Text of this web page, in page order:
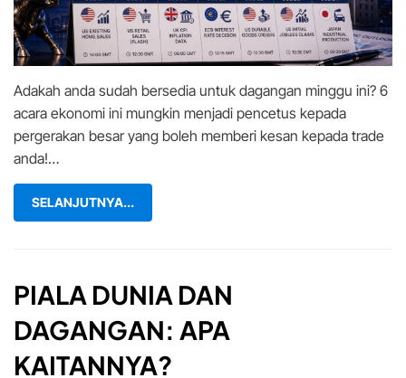
24
Jul):
Jangan
Trade
Sebelum
Tahu
6
Adakah anda sudah bersedia untuk dagangan minggu ini? 6
acara ekonomi ini mungkin menjadi pencetus kepada
pergerakan besar yang boleh memberi kesan kepada trade
anda!…
SELANJUTNYA...
PIALA DUNIA DAN
DAGANGAN: APA
KAITANNYA?